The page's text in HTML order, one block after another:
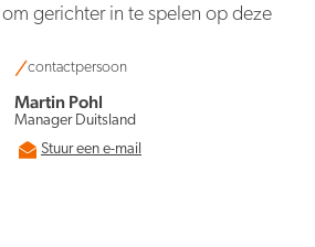
gerichter in te spelen op deze
contactpersoon
Martin Pohl
Manager Duitsland
Stuur een e-mail